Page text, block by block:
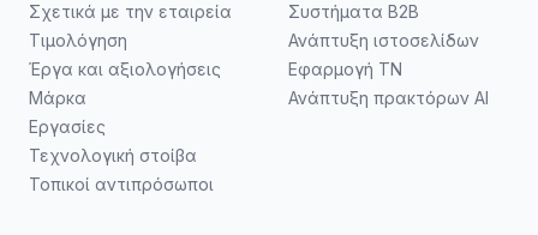
Σχετικά με την εταιρεία
Τιμολόγηση
Έργα και αξιολογήσεις
Μάρκα
Εργασίες
Τεχνολογική στοίβα
Τοπικοί αντιπρόσωποι
Συστήματα B2B
Ανάπτυξη ιστοσελίδων
Εφαρμογή ΤΝ
Ανάπτυξη πρακτόρων AI